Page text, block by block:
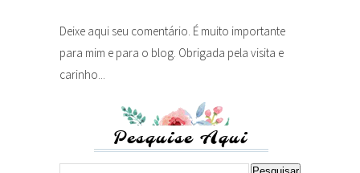
Deixe aqui seu comentário. É muito importante
para mim e para o blog. Obrigada pela visita e
carinho...
Pesquise Aqui